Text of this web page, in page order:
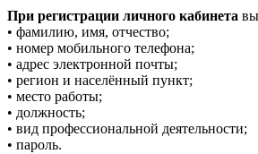
При регистрации личного кабинета
• фамилию, имя, отчество;
• номер мобильного телефона;
• адрес электронной почты;
• регион и населённый пункт;
• место работы;
• должность;
• вид профессиональной деятельности;
• пароль.